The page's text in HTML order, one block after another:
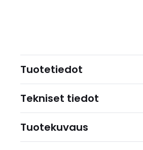
Tuotetiedot
Tekniset tiedot
Tuotekuvaus